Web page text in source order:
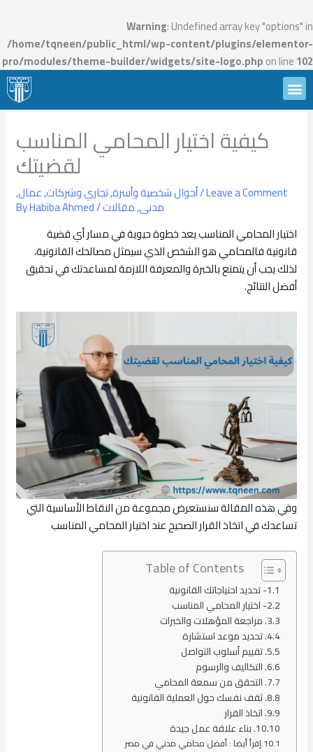
Warning: Undefined array key "options" in
/home/tqneen/public_html/wp-content/plugins/elementor-
pro/modules/theme-builder/widgets/site-logo.phpon line102
to
content
Menu
كيفية اختيار المحامي المناسب
لقضيتك
Leave a Comment
/أحوال شخصية وأسرة,تجاري وشركات,عمال,
مدنى,مقالات/ By
Habiba Ahmed
اختيار المحامي المناسب يعد خطوة حيوية في مسار أي قضية
قانونية فالمحامي هو الشخص الذي سيمثل مصالحك القانونية،
لذلك يجب أن يتمتع بالخبرة والمعرفة اللازمة لمساعدتك في تحقيق
أفضل النتائج.
وفي هذه المقالة سنستعرض مجموعة من النقاط الأساسية التي
تساعدك في اتخاذ القرار الصحيح عند اختيار المحامي المناسب
Table of Contents
1- تحديد احتياجاتك القانونية
2- اختيار المحامي المناسب
3. مراجعة المؤهلات والخبرات
4. تحديد موعد استشارة
5. تقييم أسلوب التواصل
6. التكاليف والرسوم
7. التحقق من سمعة المحامي
8. ثقف نفسك حول العملية القانونية
9. اتخاذ القرار
10. بناء علاقة عمل جيدة
إقرأ أيضا : أفضل محامي مدني في مصر